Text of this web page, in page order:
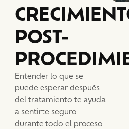
POST-
Entender lo que se
puede esperar después
del tratamiento te ayuda
a sentirte seguro
durante todo el proceso